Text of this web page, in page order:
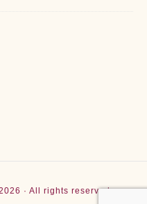
· All rights reserved